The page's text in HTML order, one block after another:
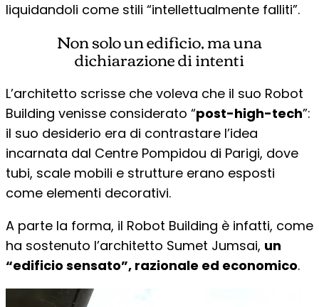
liquidandoli come stili “intellettualmente falliti”.
Non solo un edificio, ma una
dichiarazione di intenti
L’architetto scrisse che voleva che il suo Robot
Building venisse considerato “post-high-tech”:
il suo desiderio era di contrastare l’idea
incarnata dal Centre Pompidou di Parigi, dove
tubi, scale mobili e strutture erano esposti
come elementi decorativi.
A parte la forma, il Robot Building è infatti, come
ha sostenuto l’architetto Sumet Jumsai, un
“edificio sensato”, razionale ed economico.